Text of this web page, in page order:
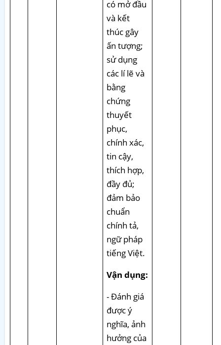
có mở đầu
và kết
thúc gây
ấn tượng;
sử dụng
các lí lẽ và
bằng
chứng
thuyết
phục,
chính xác,
tin cậy,
thích hợp,
đầy đủ;
đảm bảo
chuẩn
chính tả,
ngữ pháp
tiếng Việt.
Vận dụng:
- Đánh giá
được ý
nghĩa, ảnh
hưởng của